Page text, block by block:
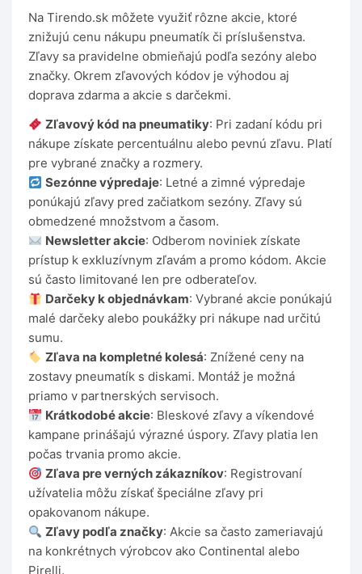
Na Tirendo.sk môžete využiť rôzne akcie, ktoré
znižujú cenu nákupu pneumatík či príslušenstva.
Zľavy sa pravidelne obmieňajú podľa sezóny alebo
značky. Okrem zľavových kódov je výhodou aj
doprava zdarma a akcie s darčekmi.
Zľavový kód na pneumatiky: Pri zadaní kódu pri
nákupe získate percentuálnu alebo pevnú zľavu. Platí
pre vybrané značky a rozmery.
Sezónne výpredaje: Letné a zimné výpredaje
ponúkajú zľavy pred začiatkom sezóny. Zľavy sú
obmedzené množstvom a časom.
Newsletter akcie: Odberom noviniek získate
prístup k exkluzívnym zľavám a promo kódom. Akcie
sú často limitované len pre odberateľov.
Darčeky k objednávkam: Vybrané akcie ponúkajú
malé darčeky alebo poukážky pri nákupe nad určitú
sumu.
Zľava na kompletné kolesá: Znížené ceny na
zostavy pneumatík s diskami. Montáž je možná
priamo v partnerských servisoch.
Krátkodobé akcie: Bleskové zľavy a víkendové
kampane prinášajú výrazné úspory. Zľavy platia len
počas trvania promo akcie.
Zľava pre verných zákazníkov: Registrovaní
užívatelia môžu získať špeciálne zľavy pri
opakovanom nákupe.
Zľavy podľa značky: Akcie sa často zameriavajú
na konkrétnych výrobcov ako Continental alebo
Pirelli.